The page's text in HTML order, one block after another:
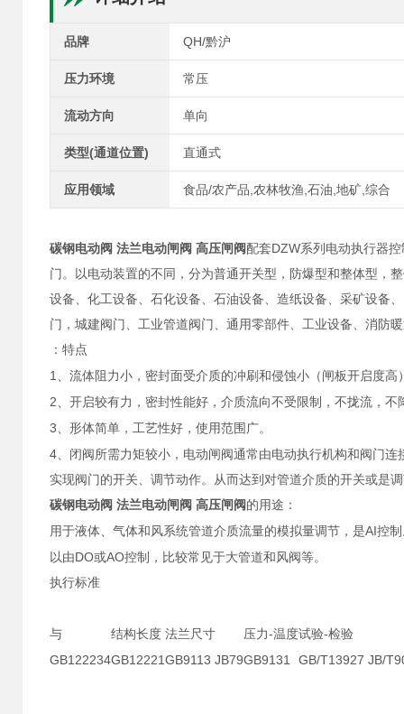
品牌 QH/黔沪
压力环境 常压
流动方向 单向
类型(通道位置) 直通式
应用领域 食品/农产品,农林牧渔,石油,地矿,综合
碳钢电动阀 法兰电动闸阀 高压闸阀配套DZW系列 电动执行器
门。以电动装置的不同，分为普通开关型，防爆型和整体型，
设备、化工设备、石化设备、石油设备、造纸设备、采矿设备
门，城建阀门、工业管道阀门、通用零部件、工业设备、消防
：特点
1 、流体阻力小，密封面受介质的冲刷和侵蚀小（闸板开启度高
2、开启较有力，密封性能好，介质流向不受限制，不拢流，不
3、形体简单，工艺性好，使用范围广。
4、闭阀所需力矩较小，电动闸阀通常由电动执行机构和阀门连
实现阀门的开关、调节动作。从而达到对管道介质的开关或是
碳钢电动阀 法兰电动闸阀 高压闸阀 的用途：
用于液体、气体和风系统管道介质流量的模拟量调节，是AI控
以由DO或AO控制，比较常见于大管道和风阀等。
执行标准
与 结构长度 法兰尺寸 压力-温度试验-检验
GB122234GB12221GB9113 JB79GB9131 GB/T13927 JB/